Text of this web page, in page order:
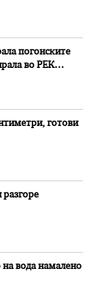
погонските
во РЕК
готови
на вода намалено